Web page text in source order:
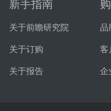
关于前瞻研究院
关于订购
关于报告
品
客
企